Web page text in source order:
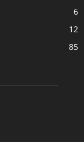
6
12
85